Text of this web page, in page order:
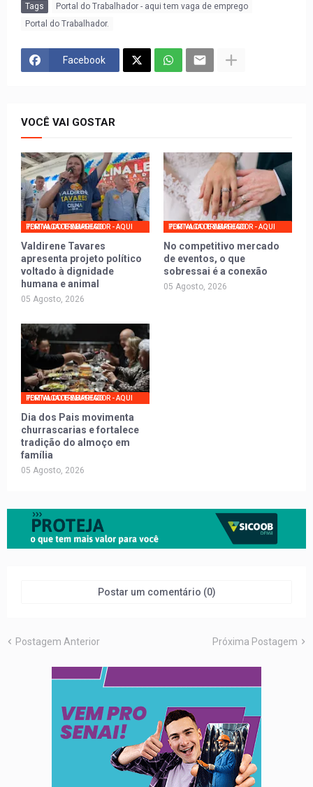
Tags
Portal do Trabalhador - aqui tem vaga de emprego
Portal do Trabalhador.
Facebook
VOCÊ VAI GOSTAR
PORTAL DO TRABALHADOR - AQUI TEM VAGA DE EMPREGO
Valdirene Tavares
apresenta projeto político
voltado à dignidade
humana e animal
05 Agosto, 2026
PORTAL DO TRABALHADOR - AQUI TEM VAGA DE EMPREGO
No competitivo mercado
de eventos, o que
sobressai é a conexão
05 Agosto, 2026
PORTAL DO TRABALHADOR - AQUI TEM VAGA DE EMPREGO
Dia dos Pais movimenta
churrascarias e fortalece
tradição do almoço em
família
05 Agosto, 2026
Postar um comentário (0)
Postagem Anterior Próxima Postagem